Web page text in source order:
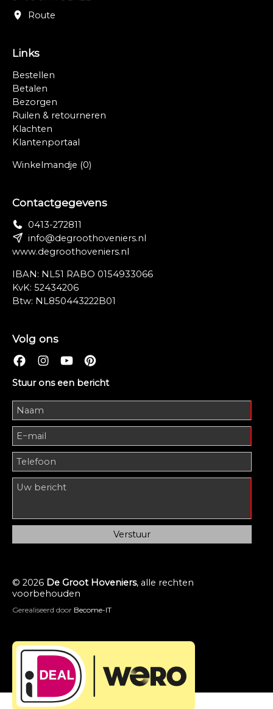
Route
Links
Bestellen
Betalen
Bezorgen
Ruilen & retourneren
Klachten
Klantenportaal
Winkelmandje (0)
Contactgegevens
0413-272811
info@degroothoveniers.nl
www.degroothoveniers.nl
IBAN: NL51 RABO 0154933066
KvK: 52434206
Btw: NL850443222B01
Volg ons
Stuur ons een bericht
© 2026 De Groot Hoveniers, alle rechten
voorbehouden
Gerealiseerd door Become-IT